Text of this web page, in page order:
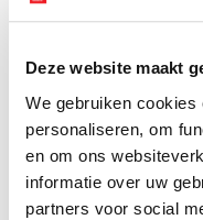
Deze website maakt
We gebruiken
personaliseren, om
en om ons
informatie over uw
partners voor social
ooit geschilderd werden: